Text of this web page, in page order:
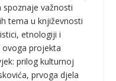
važnosti
tema u književnosti
etnologiji i
projekta
prilog kulturnoj
prvoga djela